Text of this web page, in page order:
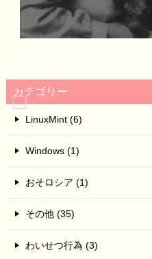
カテゴリー
LinuxMint (6)
Windows (1)
おそロシア (1)
その他 (35)
わいせつ行為 (3)